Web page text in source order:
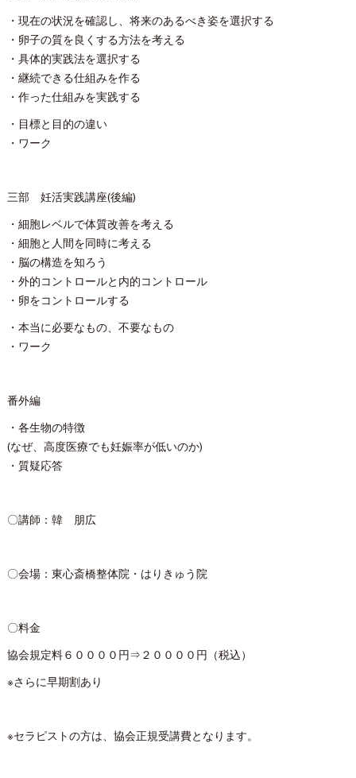
・現在の状況を確認し、将来のあるべき姿を選択する
・卵子の質を良くする方法を考える
・具体的実践法を選択する
・継続できる仕組みを作る
・作った仕組みを実践する
・目標と目的の違い
・ワーク
三部 妊活実践講座(後編)
・細胞レベルで体質改善を考える
・細胞と人間を同時に考える
・脳の構造を知ろう
・外的コントロールと内的コントロール
・卵をコントロールする
・本当に必要なもの、不要なもの
・ワーク
番外編
・各生物の特徴
(なぜ、高度医療でも妊娠率が低いのか)
・質疑応答
〇講師：韓 朋広
〇会場：東心斎橋整体院・はりきゅう院
〇料金
協会規定料６００００円⇒２００００円（税込）
※さらに早期割あり
※セラピストの方は、協会正規受講費となります。